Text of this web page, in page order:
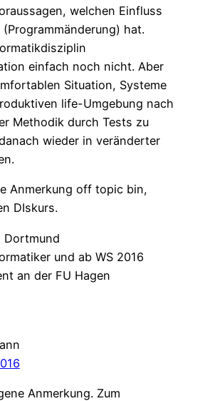
welchen Einfluss
hat.
einfach noch nicht. Aber
Situation, Systeme
life-Umgebung nach
Methodik durch Tests zu
wieder in veränderter
Anmerkung off topic bin,
DIskurs.
Dortmund
und ab WS 2016
an der FU Hagen
Anmerkung. Zum